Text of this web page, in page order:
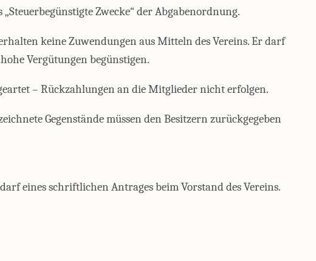
Zwecke“ der Abgabenordnung.
keine Zuwendungen aus Mitteln des Vereins. Er darf
Vergütungen begünstigen.
– Rückzahlungen an die Mitglieder nicht erfolgen.
Gegenstände müssen den Besitzern zurückgegeben
eines schriftlichen Antrages beim Vorstand des Vereins.